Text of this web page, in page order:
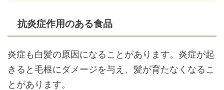
抗炎症作用のある食品
炎症も白髪の原因になることがあります。炎症が起
きると毛根にダメージを与え、髪が育たなくなるこ
とがあります。